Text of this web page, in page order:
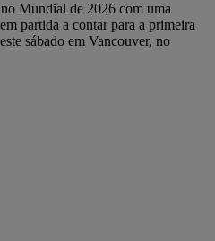
Mundial de 2026 com uma
partida a contar para a primeira
sábado em Vancouver, no